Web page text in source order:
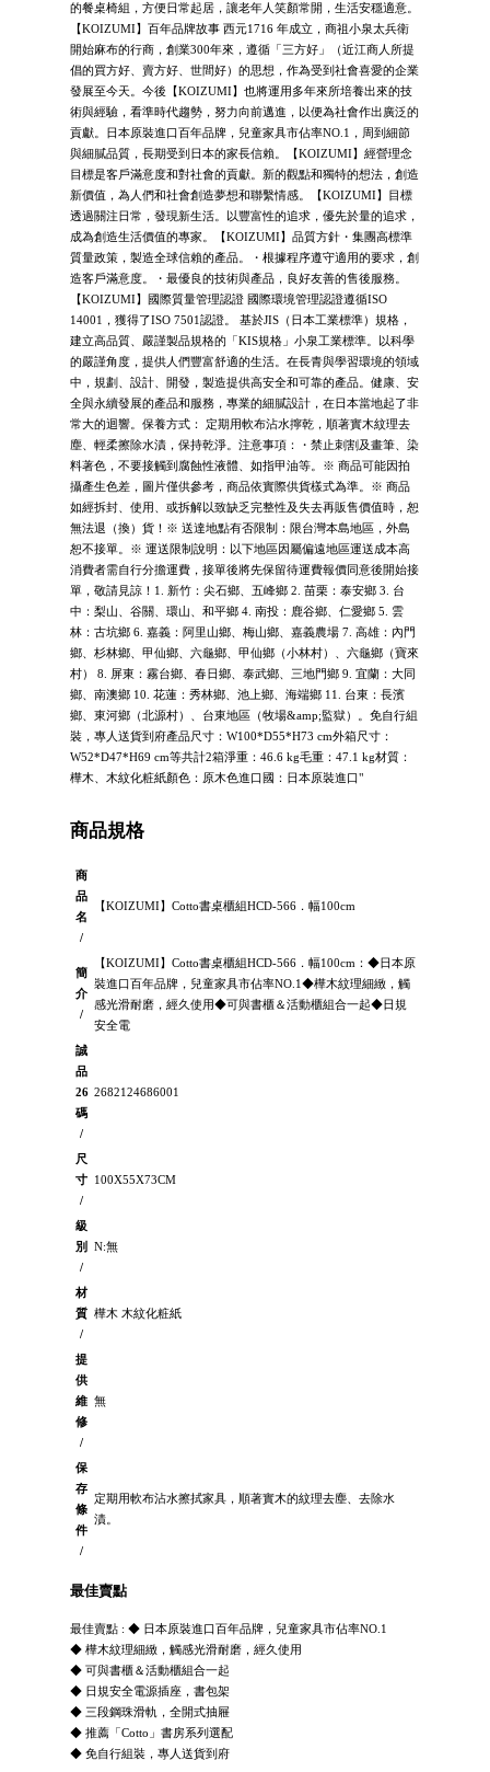
的餐桌椅組，方便日常起居，讓老年人笑顏常開，生活安穩適意。
【KOIZUMI】百年品牌故事 西元1716 年成立，商祖小泉太兵衛
開始麻布的行商，創業300年來，遵循「三方好」（近江商人所提
倡的買方好、賣方好、世間好）的思想，作為受到社會喜愛的企業
發展至今天。今後【KOIZUMI】也將運用多年來所培養出來的技
術與經驗，看準時代趨勢，努力向前邁進，以便為社會作出廣泛的
貢獻。日本原裝進口百年品牌，兒童家具市佔率NO.1，周到細節
與細膩品質，長期受到日本的家長信賴。【KOIZUMI】經營理念
目標是客戶滿意度和對社會的貢獻。新的觀點和獨特的想法，創造
新價值，為人們和社會創造夢想和聯繫情感。【KOIZUMI】目標
透過關注日常，發現新生活。以豐富性的追求，優先於量的追求，
成為創造生活價值的專家。【KOIZUMI】品質方針・集團高標準
質量政策，製造全球信賴的產品。・根據程序遵守適用的要求，創
造客戶滿意度。・最優良的技術與產品，良好友善的售後服務。
【KOIZUMI】國際質量管理認證 國際環境管理認證遵循ISO
14001，獲得了ISO 7501認證。 基於JIS（日本工業標準）規格，
建立高品質、嚴謹製品規格的「KIS規格」小泉工業標準。以科學
的嚴謹角度，提供人們豐富舒適的生活。在長青與學習環境的領域
中，規劃、設計、開發，製造提供高安全和可靠的產品。健康、安
全與永續發展的產品和服務，專業的細膩設計，在日本當地起了非
常大的迴響。保養方式： 定期用軟布沾水擰乾，順著實木紋理去
塵、輕柔擦除水漬，保持乾淨。注意事項：・禁止刺割及畫筆、染
料著色，不要接觸到腐蝕性液體、如指甲油等。※ 商品可能因拍
攝產生色差，圖片僅供參考，商品依實際供貨樣式為準。※ 商品
如經拆封、使用、或拆解以致缺乏完整性及失去再販售價值時，恕
無法退（換）貨！※ 送達地點有否限制：限台灣本島地區，外島
恕不接單。※ 運送限制說明：以下地區因屬偏遠地區運送成本高
消費者需自行分擔運費，接單後將先保留待運費報價同意後開始接
單，敬請見諒！1. 新竹：尖石鄉、五峰鄉 2. 苗栗：泰安鄉 3. 台
中：梨山、谷關、環山、和平鄉 4. 南投：鹿谷鄉、仁愛鄉 5. 雲
林：古坑鄉 6. 嘉義：阿里山鄉、梅山鄉、嘉義農場 7. 高雄：內門
鄉、杉林鄉、甲仙鄉、六龜鄉、甲仙鄉（小林村）、六龜鄉（寶來
村） 8. 屏東：霧台鄉、春日鄉、泰武鄉、三地門鄉 9. 宜蘭：大同
鄉、南澳鄉 10. 花蓮：秀林鄉、池上鄉、海端鄉 11. 台東：長濱
鄉、東河鄉（北源村）、台東地區（牧場&amp;監獄）。免自行組
裝，專人送貨到府產品尺寸：W100*D55*H73 cm外箱尺寸：
W52*D47*H69 cm等共計2箱淨重：46.6 kg毛重：47.1 kg材質：
樺木、木紋化粧紙顏色：原木色進口國：日本原裝進口"
商品規格
商
品
名
/
【KOIZUMI】Cotto書桌櫃組HCD-566．幅100cm
簡
介
/
【KOIZUMI】Cotto書桌櫃組HCD-566．幅100cm：◆日本原
裝進口百年品牌，兒童家具市佔率NO.1◆樺木紋理細緻，觸
感光滑耐磨，經久使用◆可與書櫃＆活動櫃組合一起◆日規
安全電
誠
品
26
碼
/
2682124686001
尺
寸
/
100X55X73CM
級
別
/
N:無
材
質
/
樺木 木紋化粧紙
提
供
維
修
/
無
保
存
條
件
/
定期用軟布沾水擦拭家具，順著實木的紋理去塵、去除水
漬。
最佳賣點
最佳賣點 : ◆ 日本原裝進口百年品牌，兒童家具市佔率NO.1
◆ 樺木紋理細緻，觸感光滑耐磨，經久使用
◆ 可與書櫃＆活動櫃組合一起
◆ 日規安全電源插座，書包架
◆ 三段鋼珠滑軌，全開式抽屜
◆ 推薦「Cotto」書房系列選配
◆ 免自行組裝，專人送貨到府